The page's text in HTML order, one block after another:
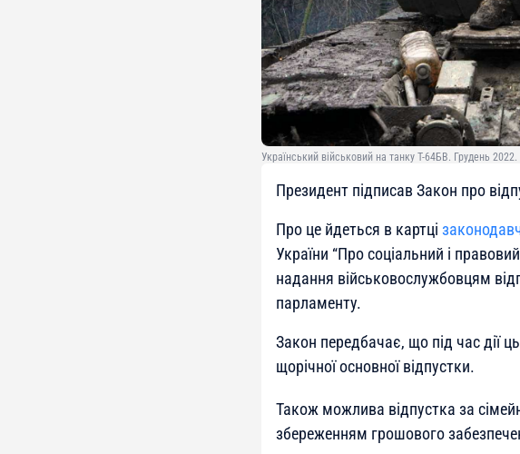
Український військовий на танку Т-64БВ. Грудень
Президент підписав Закон про
Про це йдеться в картці
України “Про соціальний і
надання військовослужбовцям
парламенту.
Закон передбачає, що під час дії
щорічної основної відпустки.
Також можлива відпустка за
збереженням грошового